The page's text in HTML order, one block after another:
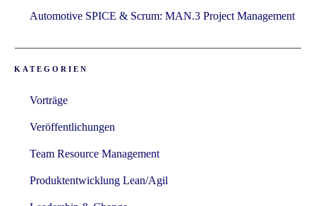
Automotive SPICE & Scrum: MAN.3 Project Management
KATEGORIEN
Vorträge
Veröffentlichungen
Team Resource Management
Produktentwicklung Lean/Agil